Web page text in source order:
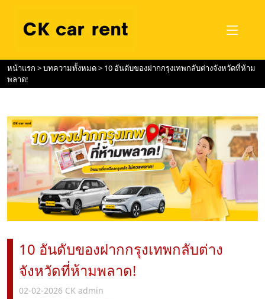
หน้าแรก >บทความทั้งหมด> 10 อันดับของฝากกรุงเทพกลับต่างจังหวัดที่ห้าม
พลาด!
10 อันดับของฝากกรุงเทพกลับต่าง
จังหวัดที่ห้ามพลาด!
02-02-2026 CK admin